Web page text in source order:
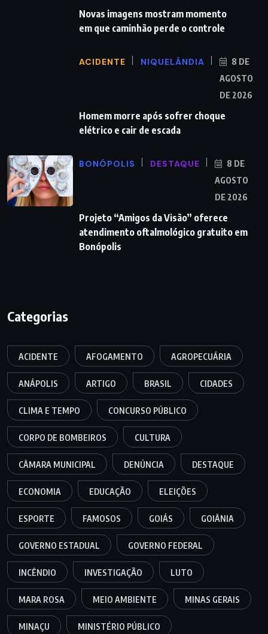
Novas imagens mostram momento
em que caminhão perde o controle
ACIDENTE NIQUELÂNDIA
8 DE
AGOSTO
DE 2026
Homem morre após sofrer choque
elétrico e cair de escada
BONÓPOLIS DESTAQUE
8 DE
AGOSTO
DE 2026
Projeto “Amigos da Visão” oferece
atendimento oftalmológico gratuito em
Bonópolis
Categorias
ACIDENTE AFOGAMENTO AGROPECUÁRIA
ANÁPOLIS ARTIGO BRASIL CIDADES
CLIMA E TEMPO CONCURSO PÚBLICO
CORPO DE BOMBEIROS CULTURA
CÂMARA MUNICIPAL DENÚNCIA DESTAQUE
ECONOMIA EDUCAÇÃO ELEIÇÕES
ESPORTE FAMOSOS GOIÁS GOIÂNIA
GOVERNO ESTADUAL GOVERNO FEDERAL
INCÊNDIO INVESTIGAÇÃO LUTO
MARA ROSA MEIO AMBIENTE MINAS GERAIS
MINAÇU MINISTÉRIO PÚBLICO